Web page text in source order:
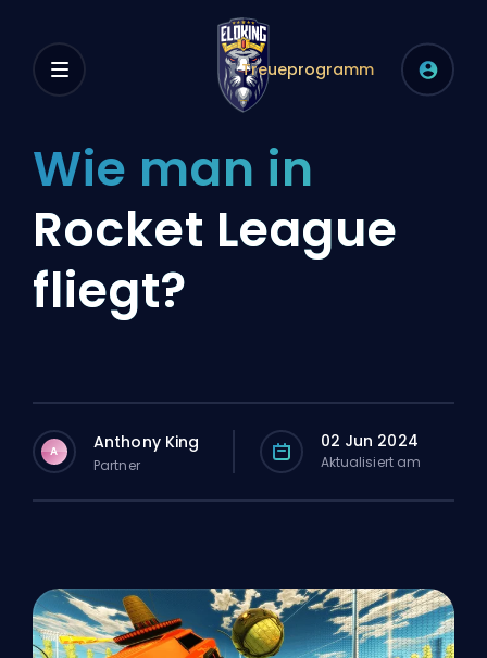
Treueprogramm
Wie man in
Rocket League
fliegt?
A Anthony King
Partner
02 Jun 2024
Aktualisiert am